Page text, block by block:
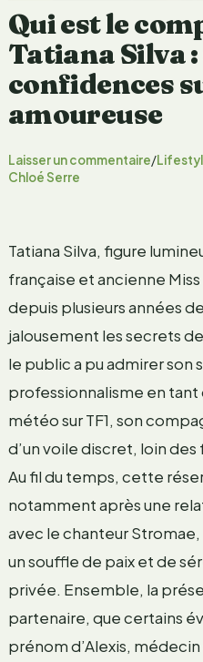
Qui est le
Tatiana Silva
confidences
amoureuse
Laisser un commentaire/
Chloé Serre
Tatiana Silva, figure
française et ancienne
depuis plusieurs années
jalousement les secrets
le public a pu admirer son
professionnalisme en
météo sur TF1, son
d’un voile discret, loin
Au fil du temps, cette
notamment après une
avec le chanteur Stromae,
un souffle de paix et de
privée. Ensemble, la
partenaire, que certains
prénom d’Alexis,